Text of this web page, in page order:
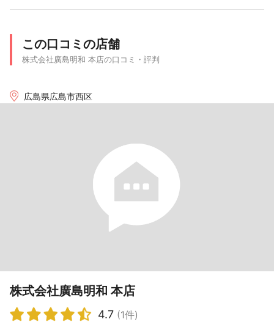
この口コミの店舗
株式会社廣島明和 本店の口コミ・評判
広島県広島市西区
株式会社廣島明和 本店
4.7 (1件)